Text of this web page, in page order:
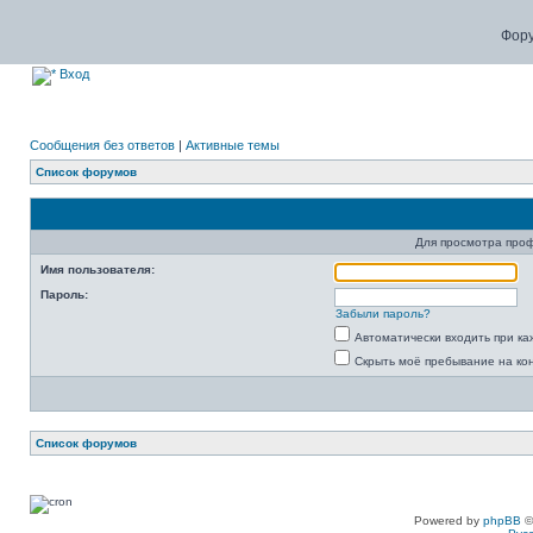
Вход
Сообщения без ответов | Активные темы
Список форумов
Для просмотра
Имя пользователя:
Пароль:
Забыли пароль?
Автоматически входить при
Скрыть моё пребывание на
Список форумов
Powered by phpBB